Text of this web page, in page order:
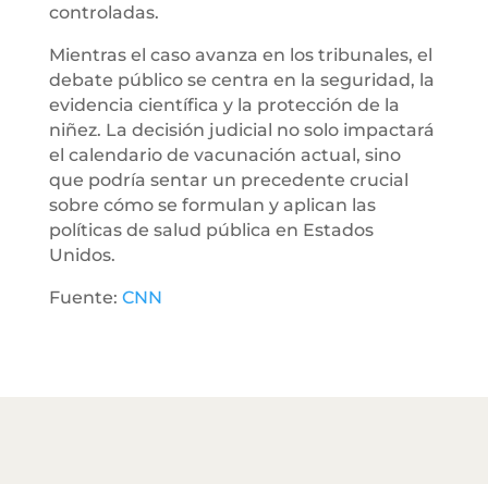
controladas.
Mientras el caso avanza en los tribunales, el
debate público se centra en la seguridad, la
evidencia científica y la protección de la
niñez. La decisión judicial no solo impactará
el calendario de vacunación actual, sino
que podría sentar un precedente crucial
sobre cómo se formulan y aplican las
políticas de salud pública en Estados
Unidos.
Fuente: CNN